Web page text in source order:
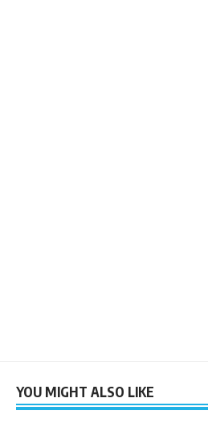
YOU MIGHT ALSO LIKE